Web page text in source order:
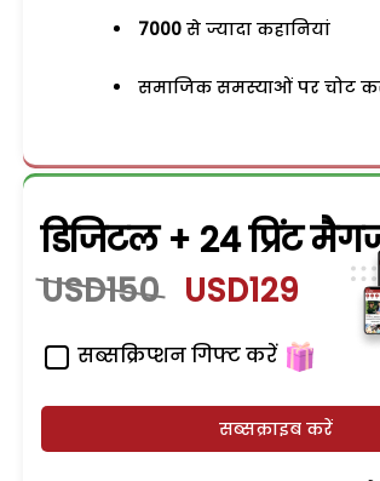
7000 से ज्यादा कहानियां
समाजिक समस्याओं पर चोट
डिजिटल + 24 प्रिंट
USD150 USD129
सब्सक्रिप्शन गिफ्ट करें
सब्सक्राइब करें